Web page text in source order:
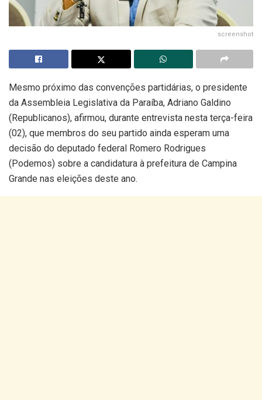
screenshot
Mesmo próximo das convenções partidárias, o presidente
da Assembleia Legislativa da Paraíba, Adriano Galdino
(Republicanos), afirmou, durante entrevista nesta terça-feira
(02), que membros do seu partido ainda esperam uma
decisão do deputado federal Romero Rodrigues
(Podemos) sobre a candidatura à prefeitura de Campina
Grande nas eleições deste ano.